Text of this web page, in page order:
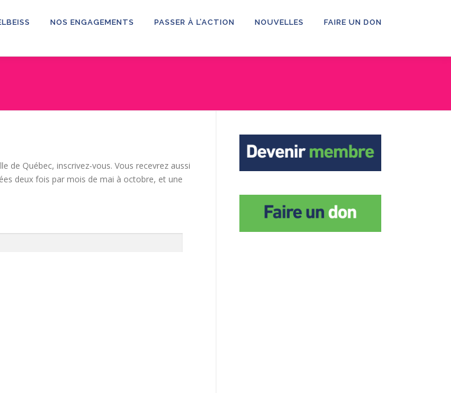
NOS ENGAGEMENTS PASSER À L’ACTION NOUVELLES FAIRE UN DON
de Québec, inscrivez-vous. Vous recevrez aussi
deux fois par mois de mai à octobre, et une